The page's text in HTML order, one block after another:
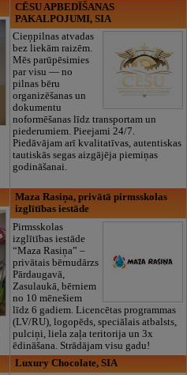
CĒSU APBEDĪŠANAS
PAKALPOJUMI, SIA
Cieņpilnas atvadas
bez liekām raizēm.
Mēs parūpēsimies
par visu — no
pilnas bēru
organizēšanas un
dokumentu
noformēšanas līdz transportam un
piederumiem. Pieejami 24/7.
Piedāvājam arī kvalitatīvas, autentiskas
tautiskās segas aizgājēja piemiņas
godināšanai.
Maza Rasiņa, privātā pirmsskolas
izglītības iestāde
Pirmsskolas
izglītības iestāde
“Maza Rasiņa” –
privātais bērnudārzs
Pārdaugavā,
Zasulaukā, bērniem
no 10 mēnešiem
līdz 6 gadiem. Licencētas programmas
(LV/RU), logopēds, speciālais atbalsts,
pulciņi, liela zaļa teritorija un 3x
ēdināšana. Strādājam visu gadu!
Luxury Chocolate, SIA